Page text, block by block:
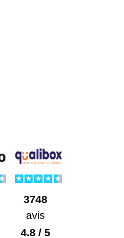
3748
avis
4.8 / 5